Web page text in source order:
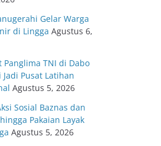
Gelar Warga
di Lingga Agustus 6,
TNI di Dabo
Pusat Latihan
Agustus 5, 2026
Sosial Baznas dan
Pakaian Layak
Agustus 5, 2026